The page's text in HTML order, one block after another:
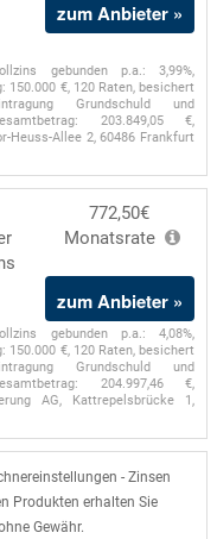
zum Anbieter »
gebunden p.a.: 3,99%,
150.000 €, 120 Raten, besichert
Grundschuld und
203.849,05 €,
Heuss-Allee 2, 60486 Frankfurt
772,50€
Monatsrate
zum Anbieter »
gebunden p.a.: 4,08%,
150.000 €, 120 Raten, besichert
Grundschuld und
204.997,46 €,
AG, Kattrepelsbrücke 1,
- Zinsen
Produkten erhalten Sie
Gewähr.